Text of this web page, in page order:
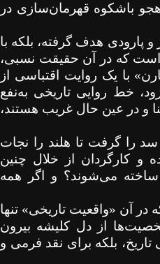
باشکوه قهرمان‌سازی در
پارودی هدف گرفته، بلکه با
است که در آن حقیقت نسبی،
با یک روایت اقتباسی از
خط روایی تاریخی به‌نفع
و در عین حال غریب هستند،
را گرفت تا هلند را نجات
و کارگردان از خلال چنین
می‌شوند؟ و اگر همه
در آن «واقعیت تاریخی» تنها
از دل کلیشه بیرون
بلکه برای نقد فرمی و